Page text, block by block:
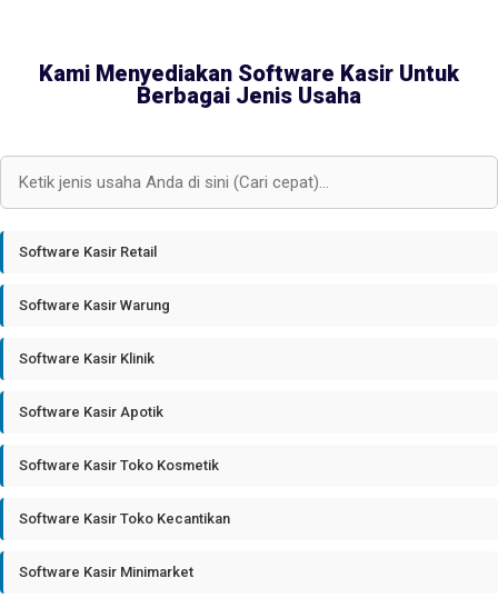
Kami Menyediakan Software Kasir Untuk
Berbagai Jenis Usaha
Software Kasir Retail
Software Kasir Warung
Software Kasir Klinik
Software Kasir Apotik
Software Kasir Toko Kosmetik
Software Kasir Toko Kecantikan
Software Kasir Minimarket